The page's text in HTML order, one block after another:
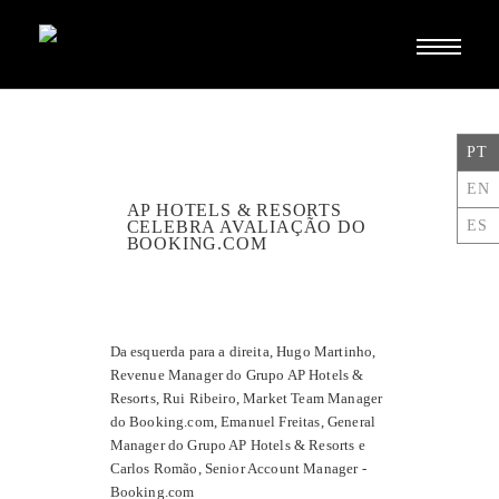
Toggle
AP HOTELS & RESORTS
CELEBRA AVALIAÇÃO DO
BOOKING.COM
Da esquerda para a direita, Hugo Martinho,
Revenue Manager do Grupo AP Hotels &
Resorts, Rui Ribeiro, Market Team Manager
do Booking.com, Emanuel Freitas, General
Manager do Grupo AP Hotels & Resorts e
Carlos Romão, Senior Account Manager -
Booking.com
PT
EN
ES